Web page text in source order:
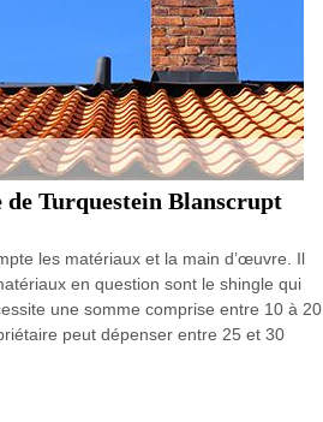
Turquestein Blanscrupt
les matériaux et la main d’œuvre. Il
en question sont le shingle qui
une somme comprise entre 10 à 20
peut dépenser entre 25 et 30